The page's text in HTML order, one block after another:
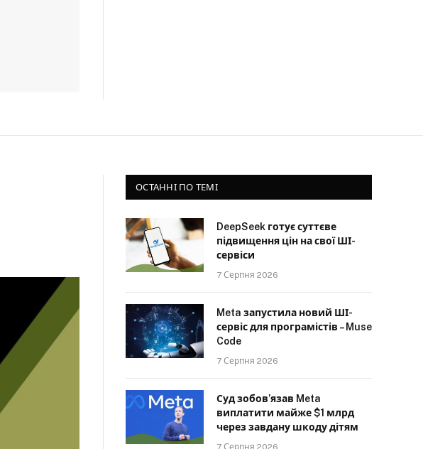
ОСТАННІ ПО ТЕМІ
DeepSeek готує суттєве
підвищення цін на свої ШІ-
сервіси
7 Серпня 2026
Meta запустила новий ШІ-
сервіс для програмістів – Muse
Code
7 Серпня 2026
Суд зобов’язав Meta
виплатити майже $1 млрд
через завдану шкоду дітям